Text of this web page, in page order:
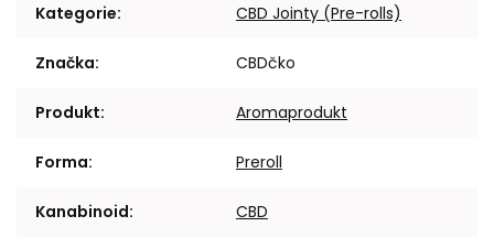
Kategorie: CBD Jointy (Pre-rolls)
Značka: CBDčko
Produkt: Aromaprodukt
Forma: Preroll
Kanabinoid: CBD